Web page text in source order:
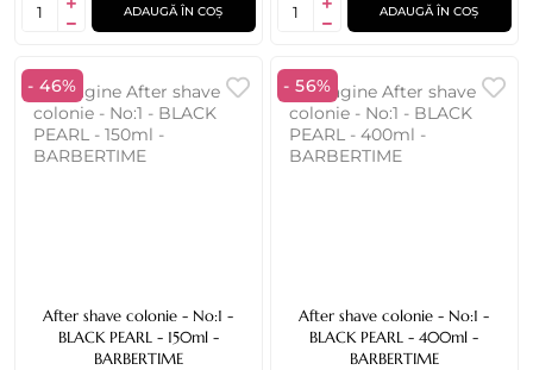
ADAUGĂ ÎN COȘ ADAUGĂ ÎN COȘ
- 46%
After shave colonie - No:1 -
BLACK PEARL - 150ml -
BARBERTIME
- 56%
After shave colonie - No:1 -
BLACK PEARL - 400ml -
BARBERTIME